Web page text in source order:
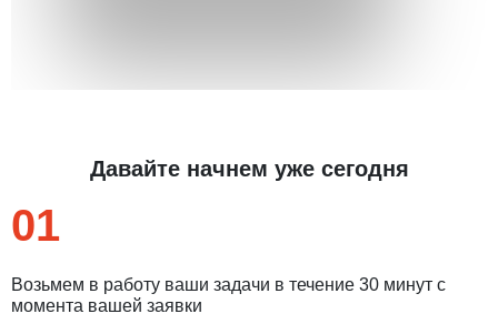
Давайте начнем уже сегодня
01
Возьмем в работу ваши задачи в течение 30 минут с
момента вашей заявки